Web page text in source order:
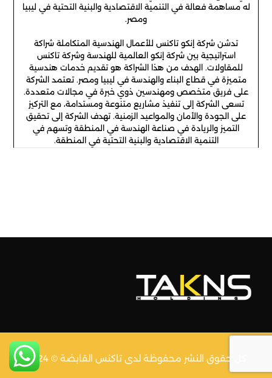
له مساهمة فعالة في التنمية الاقتصادية والبنية التحتية في ليبيا
ومصر.
تدشن شركة إنكو تاكنس للأعمال الهندسية المتكاملة شراكة
استراتيجية بين شركة إنكو العالمية للهندسة وشركة تاكنس
للمقاولات. الهدف من هذا الشراكة هو تقديم خدمات هندسية
متميزة في قطاع البناء والهندسة في ليبيا ومصر. تعتمد الشركة
على فريق متخصص ومهندسين ذوي خبرة في مجالات متعددة.
تسعى الشركة إلى تنفيذ مشاريع متنوعة ومستدامة، مع التركيز
على الجودة والأمان والمواعيد الزمنية. تهدف الشركة إلى تحقيق
التميز والريادة في صناعة الهندسة في المنطقة وتسهم في
التنمية الاقتصادية والبنية التحتية في المنطقة.
كل حقوق النشر محفوظة لدى تاكنس القابضة © 2024